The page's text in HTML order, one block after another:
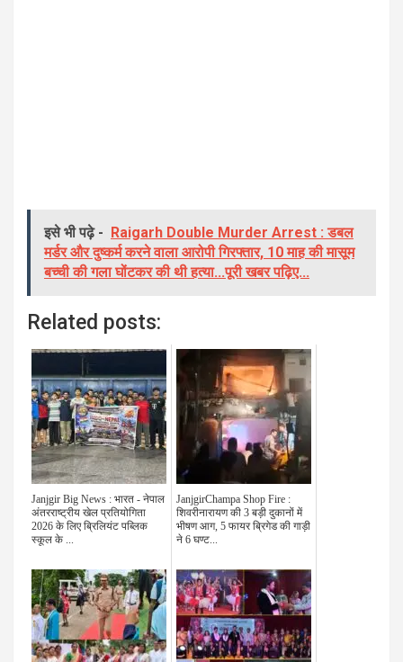
इसे भी पढ़े -
Raigarh Double Murder Arrest : डबल
मर्डर और दुष्कर्म करने वाला आरोपी गिरफ्तार, 10 माह की मासूम
बच्ची की गला घोंटकर की थी हत्या...पूरी खबर पढ़िए...
Related posts:
Janjgir Big News : भारत - नेपाल
अंतरराष्ट्रीय खेल प्रतियोगिता
2026 के लिए ब्रिलियंट पब्लिक
स्कूल के ...
JanjgirChampa Shop Fire :
शिवरीनारायण की 3 बड़ी दुकानों में
भीषण आग, 5 फायर ब्रिगेड की गाड़ी
ने 6 घण्ट...